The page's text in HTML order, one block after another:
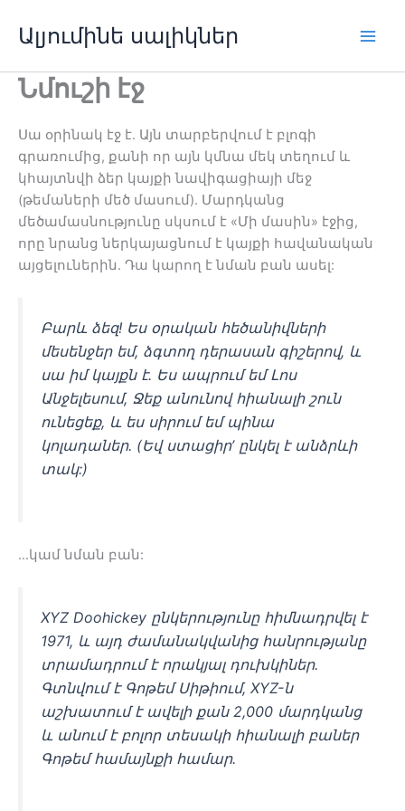
բովանդակությանը
Ալյումինե սալիկներ
Նմուշի էջ
Սա օրինակ էջ է. Այն տարբերվում է բլոգի
գրառումից, քանի որ այն կմնա մեկ տեղում և
կհայտնվի ձեր կայքի նավիգացիայի մեջ
(թեմաների մեծ մասում). Մարդկանց
մեծամասնությունը սկսում է «Մի մասին» էջից,
որը նրանց ներկայացնում է կայքի հավանական
այցելուներին. Դա կարող է նման բան ասել:
Բարև ձեզ! Ես օրական հեծանիվների
մեսենջեր եմ, ձգտող դերասան գիշերով, և
սա իմ կայքն է. Ես ապրում եմ Լոս
Անջելեսում, Ջեք անունով հիանալի շուն
ունեցեք, և ես սիրում եմ պինա
կոլադաներ. (Եվ ստացիր’ ընկել է անձրևի
տակ:)
…կամ նման բան:
XYZ Doohickey ընկերությունը հիմնադրվել է
1971, և այդ ժամանակվանից հանրությանը
տրամադրում է որակյալ դուխկիներ.
Գտնվում է Գոթեմ Սիթիում, XYZ-ն
աշխատում է ավելի քան 2,000 մարդկանց
և անում է բոլոր տեսակի հիանալի բաներ
Գոթեմ համայնքի համար.